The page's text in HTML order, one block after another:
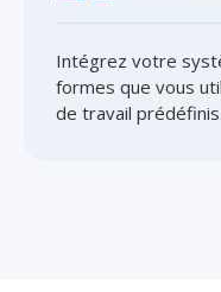
Intégrez votre
formes que vous
de travail prédéfinis.